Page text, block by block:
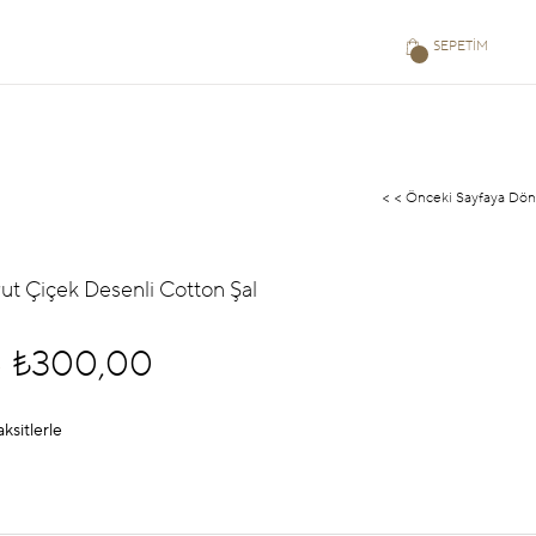
SEPETIM
< < Önceki Sayfaya Dön
Çiçek Desenli Cotton Şal
₺300,00